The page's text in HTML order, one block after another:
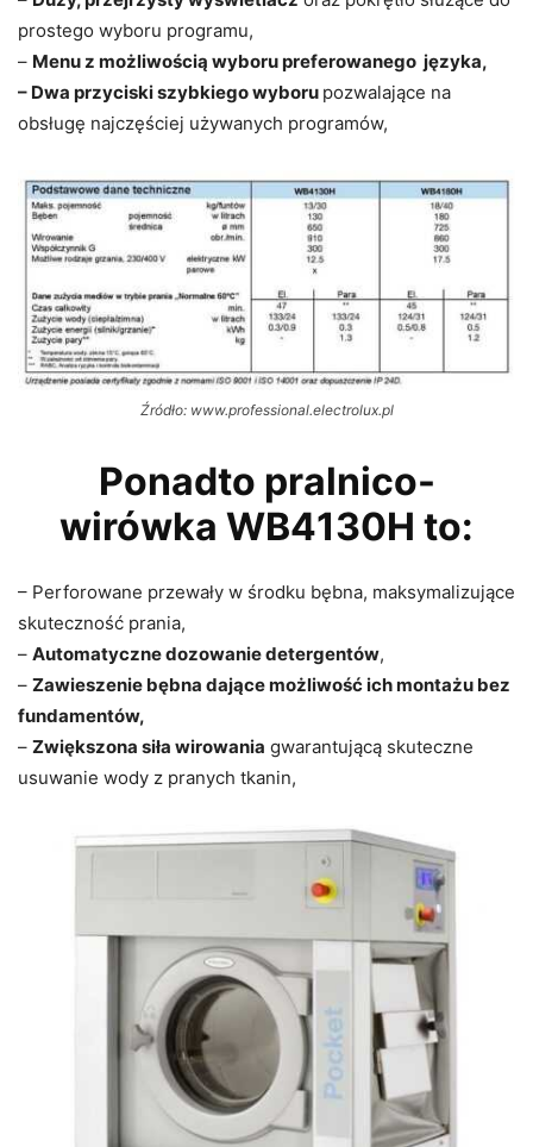
prostego wyboru programu,
– Menu z możliwością wyboru preferowanego języka,
– Dwa przyciski szybkiego wyboru pozwalające na
obsługę najczęściej używanych programów,
Źródło: www.professional.electrolux.pl
Ponadto pralnico-
wirówka WB4130H to:
– Perforowane przewały w środku bębna, maksymalizujące
skuteczność prania,
– Automatyczne dozowanie detergentów,
– Zawieszenie bębna dające możliwość ich montażu bez
fundamentów,
– Zwiększona siła wirowania gwarantującą skuteczne
usuwanie wody z pranych tkanin,